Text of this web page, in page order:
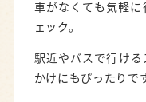
車がなくても気軽
ェック。
駅近やバスで行け
かけにもぴったりで